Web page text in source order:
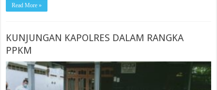
Read More »
KUNJUNGAN KAPOLRES DALAM RANGKA
PPKM